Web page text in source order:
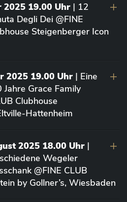
2025 19.00 Uhr | 12
Degli Dei @FINE
Steigenberger Icon
2025 19.00 Uhr | Eine
Grace Family
Clubhouse
Hattenheim
2025 18.00 Uhr |
Wegeler
@FINE CLUB
by Gollner’s, Wiesbaden